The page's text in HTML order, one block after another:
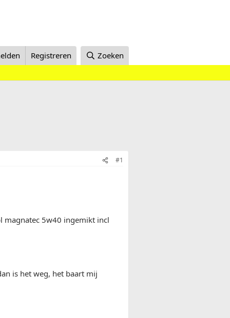
Registreren Zoeken
#1
magnatec 5w40 ingemikt incl
is het weg, het baart mij